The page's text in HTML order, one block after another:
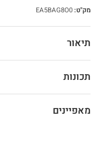
מק"ט:EA5BAG8O0
תיאור
תכונות
מאפיינים